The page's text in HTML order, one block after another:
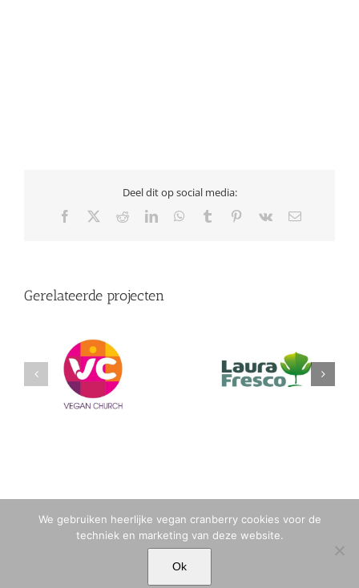
Deel dit op social media:
Facebook RedditLinkedInWhatsApp
Tumblr Pinterest
Vk
E-
Gerelateerde projecten
(English) logo vegan
church
(English) logo laura
© MARIA TIQWAH VAN ELDIK MUSA | T. +31 (0)6 23 77 88 49 |
We gebruiken heerlijke vegan cranberry cookies voor de
techniek en marketing van deze website.
Ok